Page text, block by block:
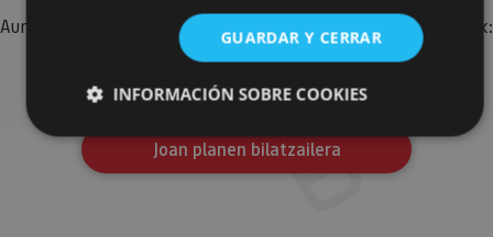
Aurkitu zure bidaia Nafarroan osatzeko planak eta iradokizunak:
jarduera antolatuak, bisitak eta agendaren ekitaldi
garrantzitsuenak.
Joan planen bilatzailera
GUARDAR Y CERRAR
INFORMACIÓN SOBRE COOKIES
Cookies estrictamente necesarias